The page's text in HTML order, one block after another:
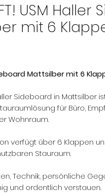
USM
mit 6
Mattsilber mit 6
Sideboard in Mattsilber
für Büro,
Wohnraum.
verfügt über 6 Klappen
Stauraum.
Technik, persönliche
und ordentlich verstauen.